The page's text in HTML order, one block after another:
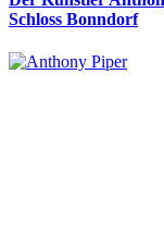
Schloss Bonndorf